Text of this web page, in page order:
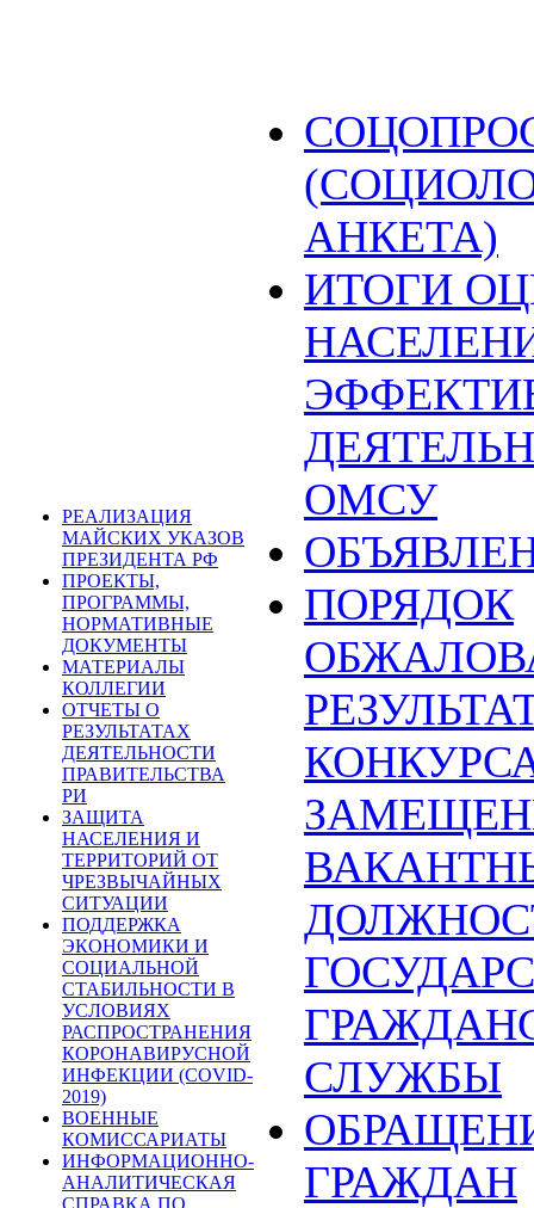
РЕАЛИЗАЦИЯ
МАЙСКИХ УКАЗОВ
ПРЕЗИДЕНТА РФ
ПРОЕКТЫ,
ПРОГРАММЫ,
НОРМАТИВНЫЕ
ДОКУМЕНТЫ
МАТЕРИАЛЫ
КОЛЛЕГИИ
ОТЧЕТЫ О
РЕЗУЛЬТАТАХ
ДЕЯТЕЛЬНОСТИ
ПРАВИТЕЛЬСТВА
РИ
ЗАЩИТА
НАСЕЛЕНИЯ И
ТЕРРИТОРИЙ ОТ
ЧРЕЗВЫЧАЙНЫХ
СИТУАЦИИ
ПОДДЕРЖКА
ЭКОНОМИКИ И
СОЦИАЛЬНОЙ
СТАБИЛЬНОСТИ В
УСЛОВИЯХ
РАСПРОСТРАНЕНИЯ
КОРОНАВИРУСНОЙ
ИНФЕКЦИИ (COVID-
2019)
ВОЕННЫЕ
КОМИССАРИАТЫ
ИНФОРМАЦИОННО-
АНАЛИТИЧЕСКАЯ
СПРАВКА ПО
АНКЕТА)
ИТОГИ
ОМСУ
ПОРЯДОК
СЛУЖБЫ
ГРАЖДАН